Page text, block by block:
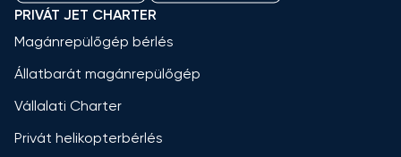
PRIVÁT JET CHARTER
Magánrepülőgép bérlés
Állatbarát magánrepülőgép
Vállalati Charter
Privát helikopterbérlés